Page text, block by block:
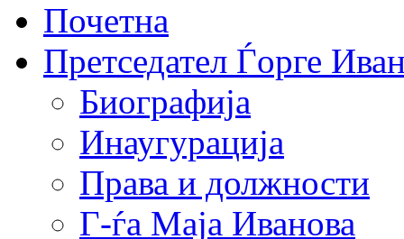
Почетна
Претседател Ѓорге
Биографија
Инаугурација
Права и должности
Г-ѓа Маја Иванова